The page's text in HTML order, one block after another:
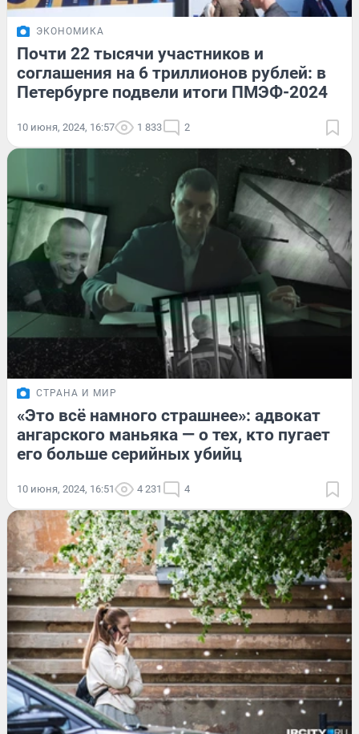
ЭКОНОМИКА
Почти 22 тысячи участников и
соглашения на 6 триллионов рублей: в
Петербурге подвели итоги ПМЭФ-2024
10 июня, 2024, 16:57 1 833 2
СТРАНА И МИР
«Это всё намного страшнее»: адвокат
ангарского маньяка — о тех, кто пугает
его больше серийных убийц
10 июня, 2024, 16:51 4 231 4